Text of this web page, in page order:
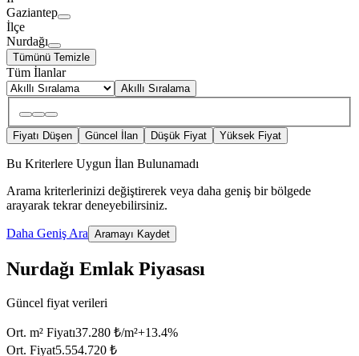
Gaziantep
İlçe
Nurdağı
Tümünü Temizle
Tüm İlanlar
Akıllı Sıralama
Fiyatı Düşen Güncel İlan Düşük Fiyat Yüksek Fiyat
Bu Kriterlere Uygun İlan Bulunamadı
Arama kriterlerinizi değiştirerek veya daha geniş bir bölgede
arayarak tekrar deneyebilirsiniz.
Daha Geniş Ara Aramayı Kaydet
Nurdağı Emlak Piyasası
Güncel fiyat verileri
Ort. m² Fiyatı37.280 ₺/m²+13.4%
Ort. Fiyat5.554.720 ₺